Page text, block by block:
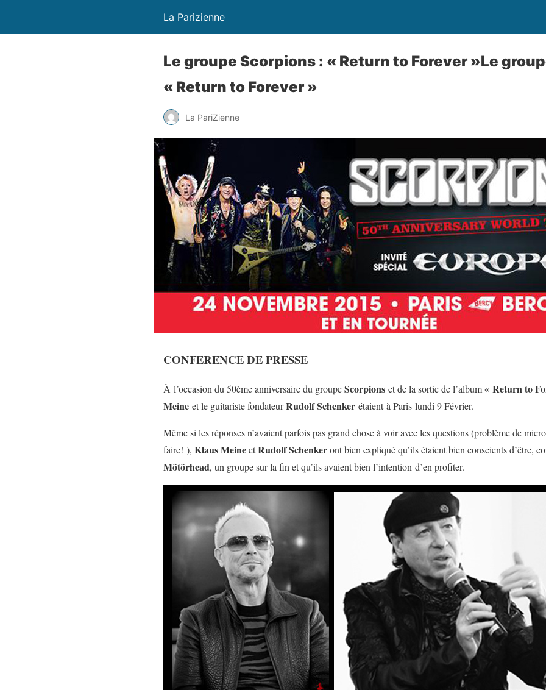
La Parizienne
Le groupe Scorpions : « Return to Forever »Le
« Return to Forever »
La PariZienne
CONFERENCE DE PRESSE
À l’occasion du 50ème anniversaire du groupeScorpions et de la sortie de l’album« Return to
Meine et le guitariste fondateurRudolf Schenker étaient à Paris lundi 9 Février.
Même si les réponses n’avaient parfois pas grand chose à voir avec les questions (problème de
faire! ), Klaus MeineetRudolf Schenkeront bien expliqué qu’ils étaient bien conscients d’être,
Mötörhead, un groupe sur la fin et qu’ils avaient bien l’intention d’en profiter.